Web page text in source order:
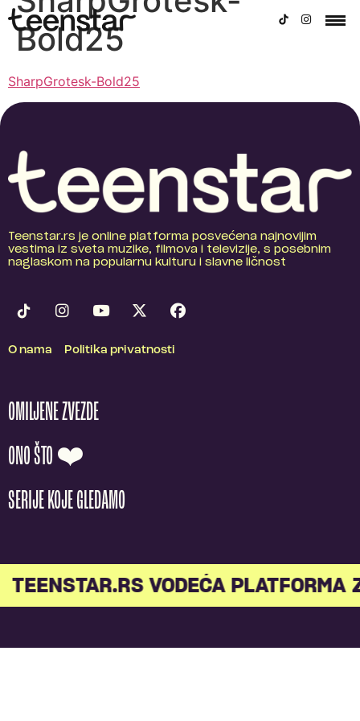
Bold25
SharpGrotesk-Bold25
Teenstar.rs je online platforma posvećena najnovijim
vestima iz sveta muzike, filmova i televizije, s posebnim
naglaskom na popularnu kulturu i slavne ličnost
O nama Politika privatnosti
OMILJENE ZVEZDE
ONO ŠTO ❤️
SERIJE KOJE GLEDAMO
TEENSTAR.RS VODEĆA PLATFORMA